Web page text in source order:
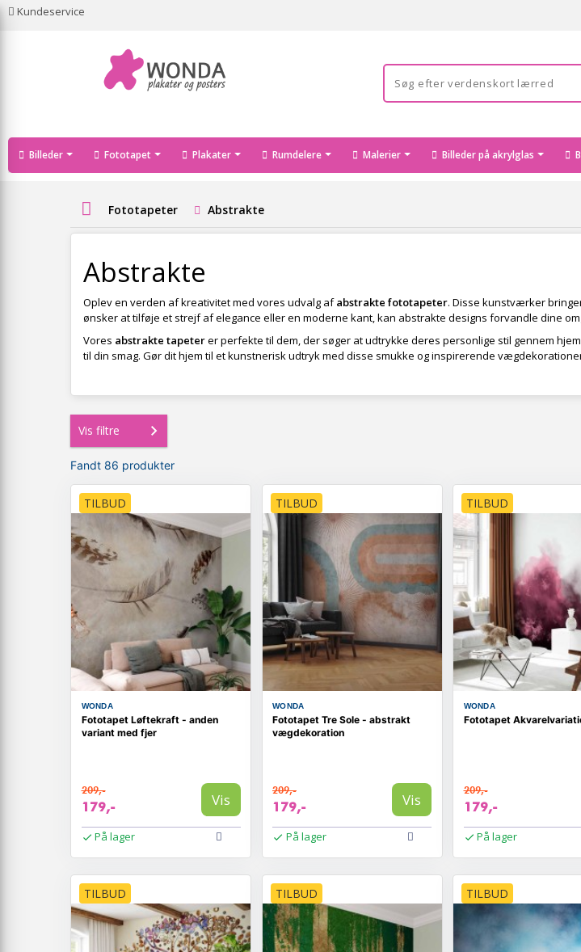
Kundeservice
Billeder Fototapet Plakater Rumdelere Malerier Billeder på akrylglas
Fototapeter Abstrakte
Abstrakte
Oplev en verden af kreativitet med vores udvalg afabstrakte fototapeter. Disse kunstværker
ønsker at tilføje et strejf af elegance eller en moderne kant, kan abstrakte designs forvandle dine
Vores abstrakte tapeterer perfekte til dem, der søger at udtrykke deres personlige stil gennem
til din smag. Gør dit hjem til et kunstnerisk udtryk med disse smukke og inspirerende
Vis filtre
Fandt 86 produkter
TILBUD
WONDA
Fototapet Løftekraft - anden
variant med fjer
209,-
179,- Vis
På lager
TILBUD
WONDA
Fototapet Tre Sole - abstrakt
vægdekoration
209,-
179,- Vis
På lager
TILBUD
WONDA
Fototapet
209,-
179,-
På lager
TILBUD TILBUD TILBUD